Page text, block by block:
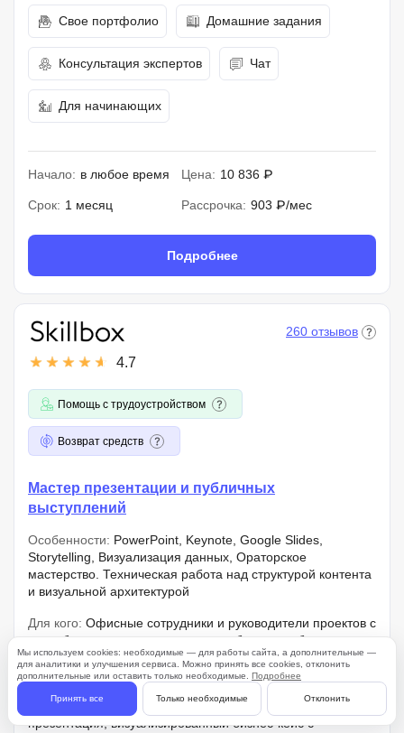
Свое портфолио Домашние задания
Консультация экспертов Чат
Для начинающих
Начало: в любое время Цена: 10 836 ₽
Срок: 1 месяц Рассрочка: 903 ₽/мес
Подробнее
4.7
260 отзывов
Помощь с трудоустройством
Возврат средств
Мастер презентации и публичных
выступлений
Особенности: PowerPoint, Keynote, Google Slides,
Storytelling, Визуализация данных, Ораторское
мастерство. Техническая работа над структурой контента
и визуальной архитектурой
Для кого: Офисные сотрудники и руководители проектов с
потребностью в структурировании больших объемов
данных для оперативной отчетности или внешних
коммуникаций
Результат:Pitch deck, аналитическая отчетная
презентация, визуализированный бизнес-кейс с
Мы используем cookies: необходимые — для работы сайта, а дополнительные —
для аналитики и улучшения сервиса. Можно принять все cookies, отклонить
дополнительные или оставить только необходимые. Подробнее
Принять все Только необходимые Отклонить